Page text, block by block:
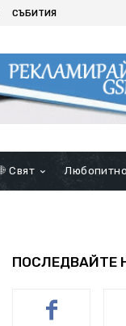
СЪБИТИЯ
Свят Любопитно
ПОСЛЕДВАЙТЕ